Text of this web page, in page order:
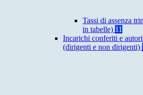
Tassi di assenza
in tabelle) 11
Incarichi conferiti e
(dirigenti e non dirigenti)